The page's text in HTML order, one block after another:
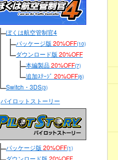
ぼくは航空管制官4
パッケージ版 20%OFF(10)
ダウンロード版 20%OFF
本編製品20%OFF(7)
追加ｽﾃｰｼﾞ 20%OFF(6)
Switch・3DS(3)
パイロットストーリー
パッケージ版 20%OFF(1)